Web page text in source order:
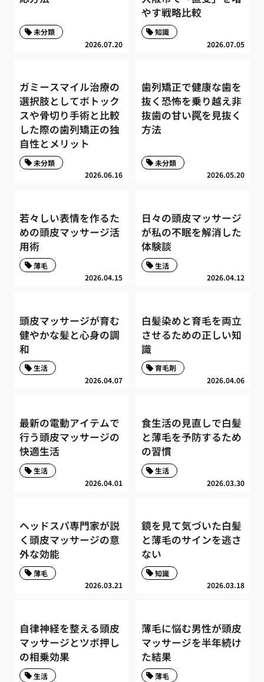
2026.07.20
未分類
やす戦略比較
2026.07.05
知識
ガミースマイル治療の
選択肢としてボトック
スや骨切り手術と比較
した際の歯列矯正の独
自性とメリット
2026.06.16
未分類
歯列矯正で健康な歯を
抜く恐怖を乗り越え非
抜歯の甘い罠を見抜く
方法
2026.05.20
未分類
若々しい表情を作るた
めの頭皮マッサージ活
用術
2026.04.15
薄毛
日々の頭皮マッサージ
が私の不眠を解消した
体験談
2026.04.12
生活
頭皮マッサージが育む
健やかな髪と心身の調
和
2026.04.07
生活
白髪染めと育毛を両立
させるための正しい知
識
2026.04.06
育毛剤
最新の電動アイテムで
行う頭皮マッサージの
快適生活
2026.04.01
生活
食生活の見直しで白髪
と薄毛を予防するため
の習慣
2026.03.30
生活
ヘッドスパ専門家が説
く頭皮マッサージの意
外な効能
2026.03.21
薄毛
鏡を見て気づいた白髪
と薄毛のサインを逃さ
ない
2026.03.18
知識
自律神経を整える頭皮
マッサージとツボ押し
の相乗効果
生活
薄毛に悩む男性が頭皮
マッサージを半年続け
た結果
薄毛